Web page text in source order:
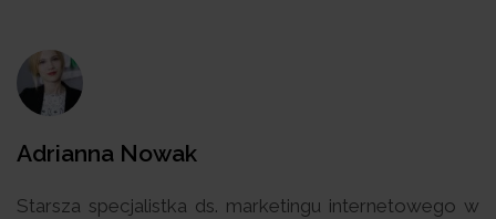
Adrianna Nowak
Starsza specjalistka ds. marketingu internetowego w